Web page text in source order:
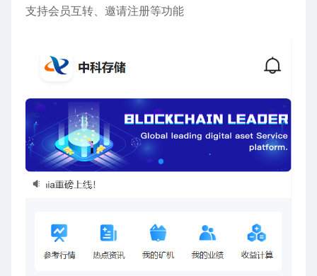
支持会员互转、邀请注册等功能